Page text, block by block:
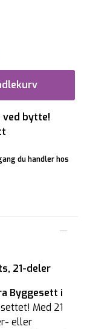
bytte!
du handler hos
21-deler
Byggesett i
Med 21
eller